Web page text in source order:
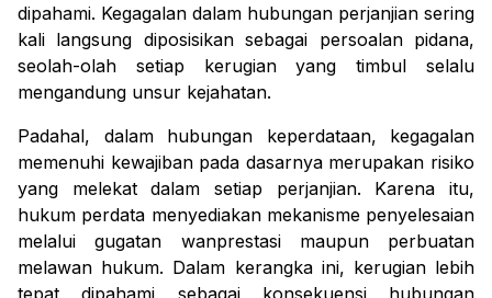
dipahami. Kegagalan dalam hubungan perjanjian sering
kali langsung diposisikan sebagai persoalan pidana,
seolah-olah setiap kerugian yang timbul selalu
mengandung unsur kejahatan.
Padahal, dalam hubungan keperdataan, kegagalan
memenuhi kewajiban pada dasarnya merupakan risiko
yang melekat dalam setiap perjanjian. Karena itu,
hukum perdata menyediakan mekanisme penyelesaian
melalui gugatan wanprestasi maupun perbuatan
melawan hukum. Dalam kerangka ini, kerugian lebih